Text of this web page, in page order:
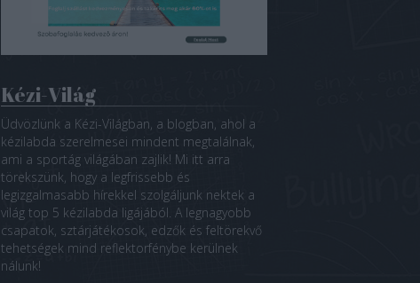
Kézi-Világ
Üdvözlünk a Kézi-Világban, a blogban, ahol a
kézilabda szerelmesei mindent megtalálnak,
ami a sportág világában zajlik! Mi itt arra
törekszünk, hogy a legfrissebb és
legizgalmasabb hírekkel szolgáljunk nektek a
világ top 5 kézilabda ligájából. A legnagyobb
csapatok, sztárjátékosok, edzők és feltörekvő
tehetségek mind reflektorfénybe kerülnek
nálunk!